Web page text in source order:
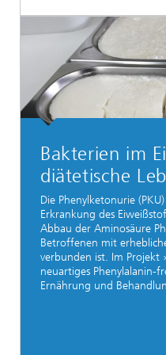
Bakterien im
diätetische
Die Phenylketonurie
Erkrankung des
Abbau der Aminosäure
Betroffenen mit
verbunden ist. Im Projekt
neuartiges Phenylalanin-
Ernährung und